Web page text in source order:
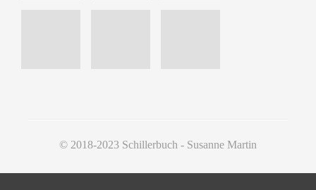
© 2018-2023 Schillerbuch - Susanne Martin